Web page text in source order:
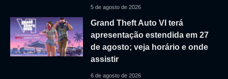
5 de agosto de 2026
Grand Theft Auto VI terá
apresentação estendida em 27
de agosto; veja horário e onde
assistir
6 de agosto de 2026